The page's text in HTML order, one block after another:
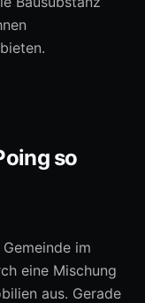
so
im
eine Mischung
aus. Gerade